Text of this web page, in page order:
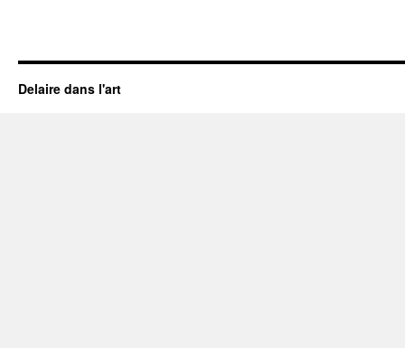
Delaire dans l'art